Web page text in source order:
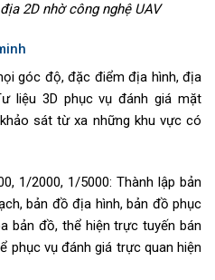
2D nhờ công nghệ UAV
góc độ, đặc điểm địa hình, địa
liệu 3D phục vụ đánh giá mặt
sát từ xa những khu vực có
1/2000, 1/5000: Thành lập bản
bản đồ địa hình, bản đồ phục
bản đồ, thể hiện trực tuyến bán
phục vụ đánh giá trực quan hiện